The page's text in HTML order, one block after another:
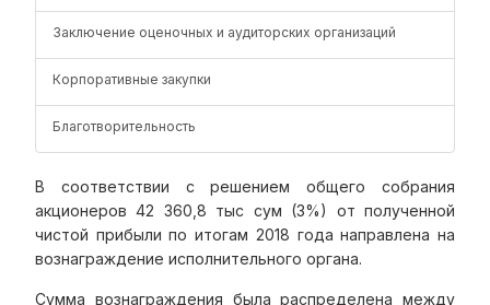
Заключение оценочных и аудиторских организаций
Корпоративные закупки
Благотворительность
В соответствии с решением общего собрания
акционеров 42 360,8 тыс сум (3%) от полученной
чистой прибыли по итогам 2018 года направлена на
вознаграждение исполнительного органа.
Сумма вознаграждения была распределена между